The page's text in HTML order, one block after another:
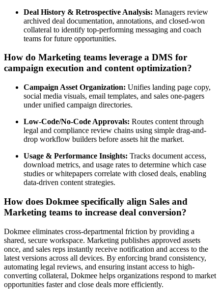
Deal History & Retrospective Analysis: Managers review
archived deal documentation, annotations, and closed-won
collateral to identify top-performing messaging and coach
teams for future opportunities.
How do Marketing teams leverage a DMS for
campaign execution and content optimization?
Campaign Asset Organization: Unifies landing page copy,
social media visuals, email templates, and sales one-pagers
under unified campaign directories.
Low-Code/No-Code Approvals: Routes content through
legal and compliance review chains using simple drag-and-
drop workflow builders before assets hit the market.
Usage & Performance Insights: Tracks document access,
download metrics, and usage rates to determine which case
studies or whitepapers correlate with closed deals, enabling
data-driven content strategies.
How does Dokmee specifically align Sales and
Marketing teams to increase deal conversion?
Dokmee eliminates cross-departmental friction by providing a
shared, secure workspace. Marketing publishes approved assets
once, and sales reps instantly receive notification and access to the
latest versions across all devices. By enforcing brand consistency,
automating legal reviews, and ensuring instant access to high-
converting collateral, Dokmee helps organizations respond to market
opportunities faster and close deals more efficiently.